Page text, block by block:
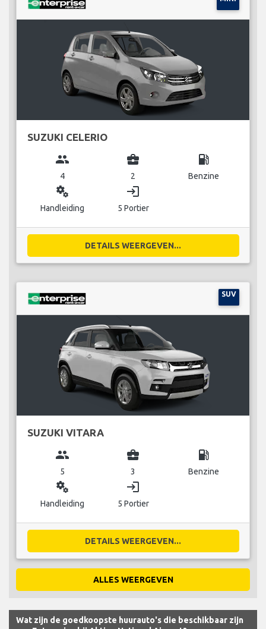
SUZUKI CELERIO
group
4
business_center
2
local_gas_station
Benzine
miscellaneous_services
Handleiding
login
5 Portier
DETAILS WEERGEVEN...
SUV
SUZUKI VITARA
group
5
business_center
3
local_gas_station
Benzine
miscellaneous_services
Handleiding
login
5 Portier
DETAILS WEERGEVEN...
ALLES WEERGEVEN
Wat zijn de goedkoopste huurauto's die beschikbaar zijn